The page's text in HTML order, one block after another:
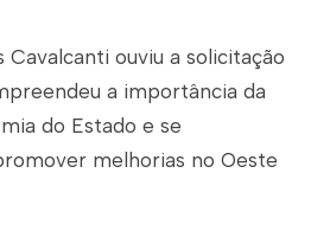
ouviu a solicitação
a importância da
do Estado e se
melhorias no Oeste